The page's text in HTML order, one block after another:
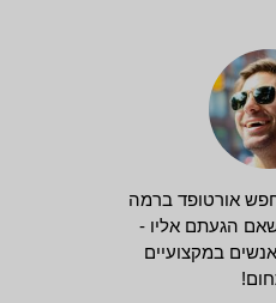
אורטופד ברמה
הגעתם אליו -
במקצועיים